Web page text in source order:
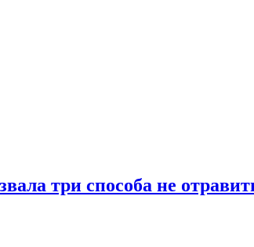
три способа не